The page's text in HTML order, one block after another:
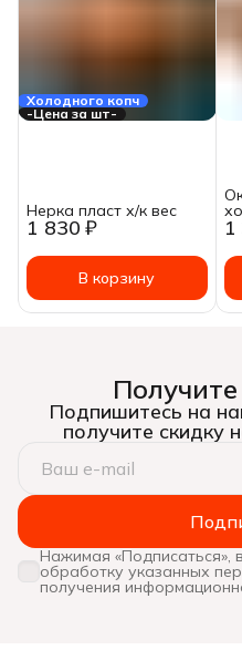
Холодного копч
-Цена за шт-
1 830 ₽
Нерка пласт х/к вес
В корзину
Подпишитесь на
получите скидку
Нажимая «Подписаться»,
обработку указанных
получения